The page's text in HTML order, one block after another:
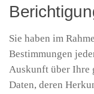
Sie haben im
Bestimmungen
Auskunft über Ihre
Daten, deren